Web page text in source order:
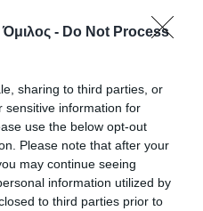
Όμιλος - Do Not Process
sharing to third parties, or
sensitive information for
use the below opt-out
Please note that after your
may continue seeing
information utilized by
to third parties prior to
στη